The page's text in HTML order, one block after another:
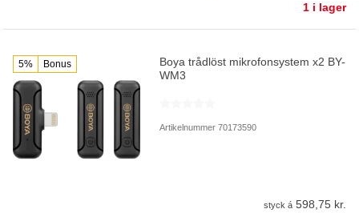
1 i lager
5% Bonus
Boya trådlöst mikrofonsystem x2 BY-
WM3
Artikelnummer 70173590
styck á 598,75 kr.